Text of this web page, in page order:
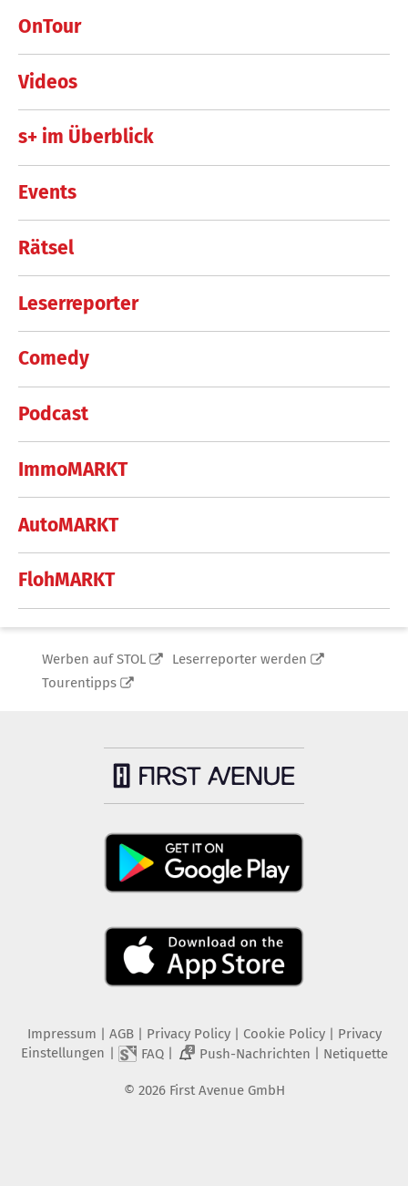
OnTour
Videos
s+ im Überblick
Events
Rätsel
Leserreporter
Comedy
Podcast
ImmoMARKT
AutoMARKT
FlohMARKT
Werben auf STOL
Leserreporter werden
Tourentipps
Impressum | AGB | Privacy Policy| Cookie Policy| Privacy
Einstellungen | FAQ| 2 Push-Nachrichten | Netiquette
© 2026 First Avenue GmbH